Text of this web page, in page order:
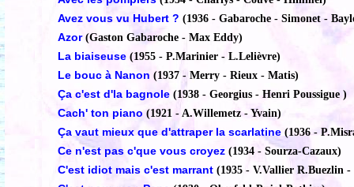
Avez vous vu Hubert ? (1936 - Gabaroche - Simonet -
Azor (Gaston Gabaroche - Max Eddy)
La biaiseuse (1955 - P.Marinier - L.Lelièvre)
Le bouc à Nanon (1937 - Merry - Rieux - Matis)
Ça c'est d'la bagnole (1938 - Georgius - Henri Poussigue )
Cach' ton piano (1921 - A.Willemetz - Yvain)
Ça vaut mieux que d'attraper la scarlatine (1936 -
Ce n'est pas c'que vous croyez (1934 - Sourza-Cazaux)
C'est idiot mais c'est marrant (1935 - V.Vallier R.Buezlin